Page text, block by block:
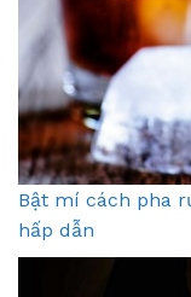
Bật mí cách pha
hấp dẫn